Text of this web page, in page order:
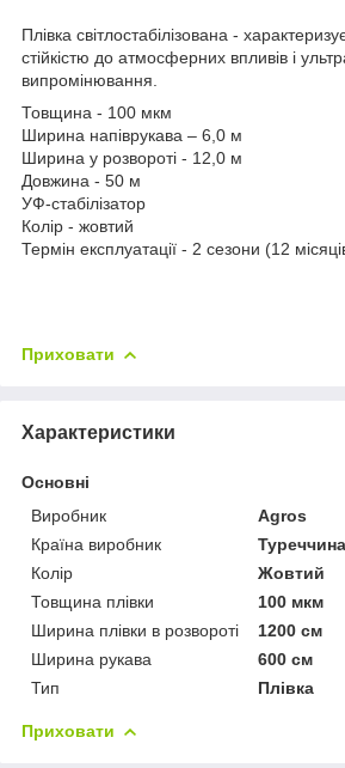
Плівка світлостабілізована -
стійкістю до атмосферних впливів і
випромінювання.
Товщина - 100 мкм
Ширина напіврукава – 6,0 м
Ширина у розвороті - 12,0 м
Довжина - 50 м
УФ-стабілізатор
Колір - жовтий
Термін експлуатації - 2 сезони (12
Приховати
Характеристики
Основні
Виробник
Agros
Країна виробник
Туреччина
Колір
Жовтий
Товщина плівки
100 мкм
Ширина плівки в розвороті
1200 см
Ширина рукава
600 см
Тип
Плівка
Приховати